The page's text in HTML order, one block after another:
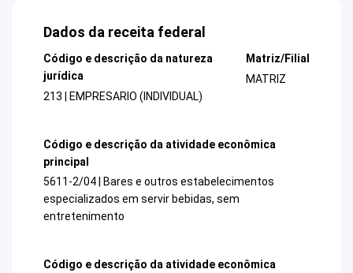
Dados da receita federal
Código e descrição da natureza
jurídica
213 | EMPRESARIO (INDIVIDUAL)
Matriz/Filial
MATRIZ
Código e descrição da atividade econômica
principal
5611-2/04 | Bares e outros estabelecimentos
especializados em servir bebidas, sem
entretenimento
Código e descrição da atividade econômica